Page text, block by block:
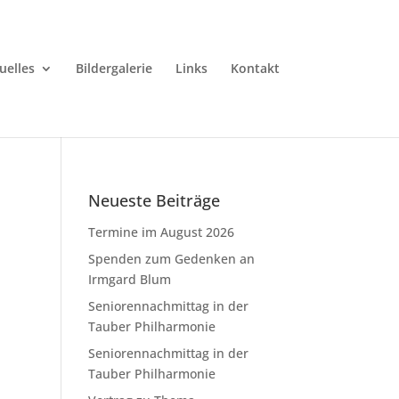
Bildergalerie Links Kontakt
Neueste Beiträge
Termine im August 2026
Spenden zum Gedenken an
Irmgard Blum
Seniorennachmittag in der
Tauber Philharmonie
Seniorennachmittag in der
Tauber Philharmonie